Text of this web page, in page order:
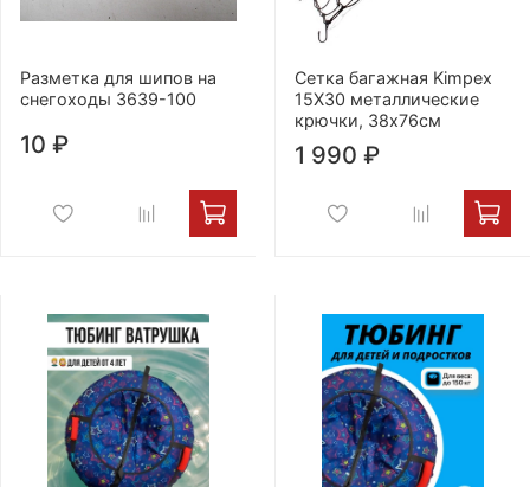
Разметка для шипов на
снегоходы 3639-100
10 ₽
Сетка багажная Kimpex
15X30 металлические
крючки, 38х76см
1 990 ₽